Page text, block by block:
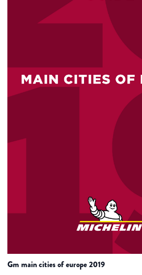
gm main cities of europe 2019